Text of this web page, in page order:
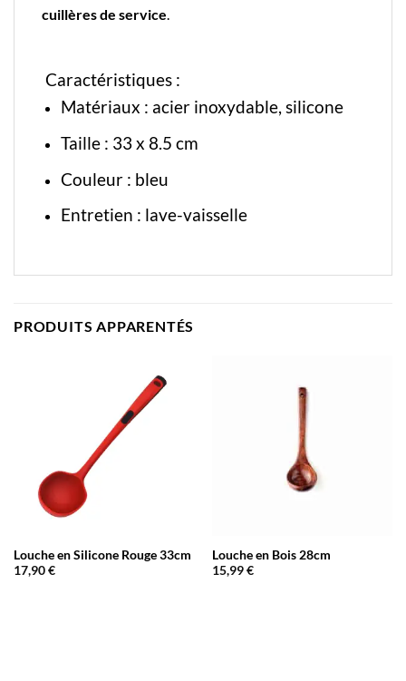
cuillères de service
Caractéristiques :
Matériaux : acier inoxydable, silicone
Taille : 33 x 8.5 cm
Couleur : bleu
Entretien : lave-vaisselle
PRODUITS APPARENTÉS
Louche en Silicone Rouge 33cm
17,90€
Louche en Bois 28cm
15,99€